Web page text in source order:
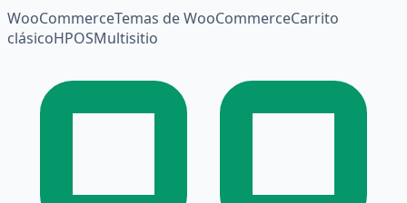
WooCommerceTemas de WooCommerceCarrito
clásicoHPOSMultisitio